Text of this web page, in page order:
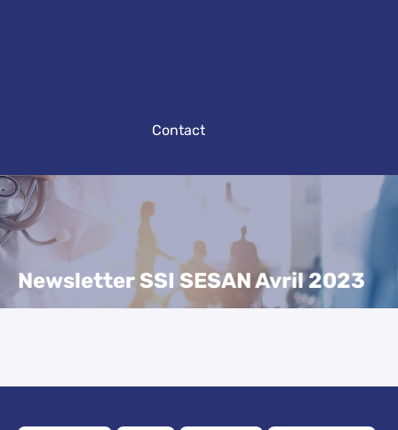
Contact
Newsletter SSI SESAN Avril 2023